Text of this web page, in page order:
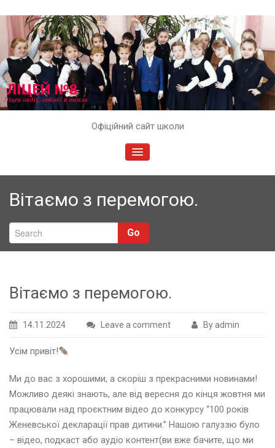
Офіційний сайт школи
TOGGLE
Вітаємо з перемогою.
Go
Вітаємо з перемогою.
14.11.2024 Leave a comment By admin
Усім привіт!
Ми до вас з хорошими, а скоріш з прекрасними новинами!
Можливо деякі знають, але від вересня до кінця жовтня ми
працювали над проєктним відео до конкурсу “100 років
Женевської декларації прав дитини.” Нашою галуззю було
– відео, подкаст або аудіо контент(ви вже бачите, що ми